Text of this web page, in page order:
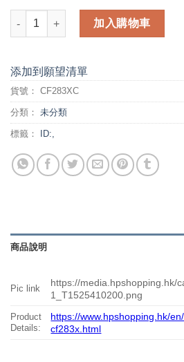
HP 83X Blk Contract LJ Toner
加入購物車
添加到願望清單
貨號： CF283XC
分類： 未分類
標籤： ID:,
商品說明
Pic link
https://media.hpshopping.hk/
1_T1525410200.png
Product
Details:
https://www.hpshopping.hk/
cf283x.html